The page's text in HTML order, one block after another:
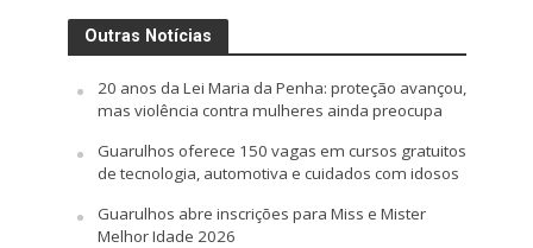
Outras Notícias
20 anos da Lei Maria da Penha: proteção avançou,
mas violência contra mulheres ainda preocupa
Guarulhos oferece 150 vagas em cursos gratuitos
de tecnologia, automotiva e cuidados com idosos
Guarulhos abre inscrições para Miss e Mister
Melhor Idade 2026